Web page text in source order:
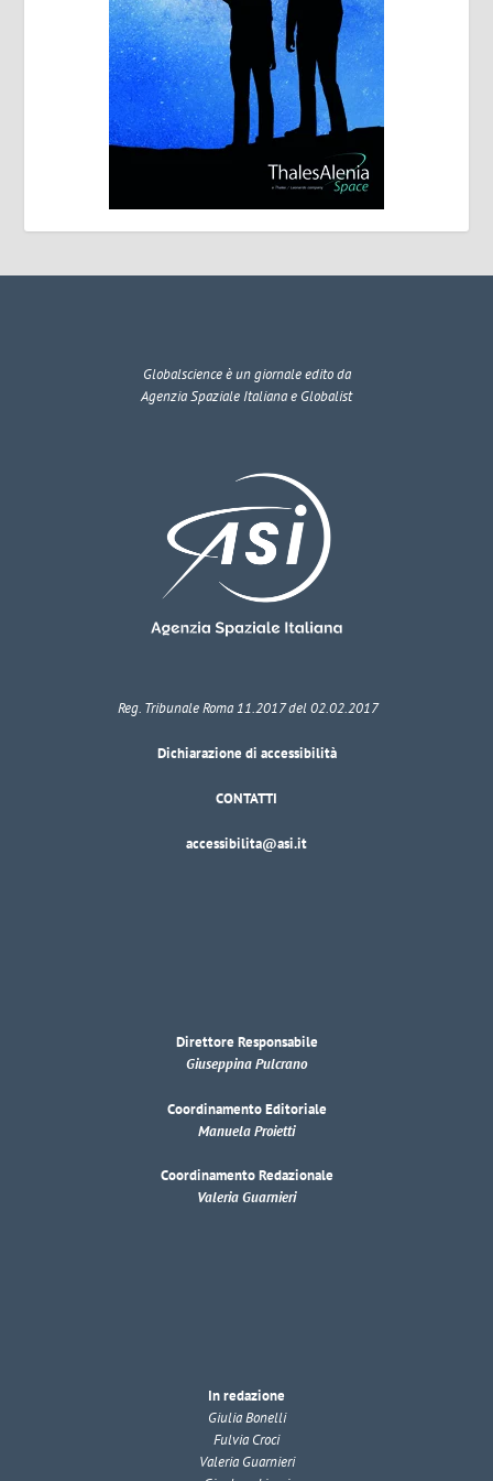
Globalscienceè un giornale edito da
Agenzia Spaziale Italiana e Globalist
Reg. Tribunale Roma 11.2017 del 02.02.2017
Dichiarazione di accessibilità
CONTATTI
accessibilita@asi.it
Direttore Responsabile
Giuseppina Pulcrano
Coordinamento Editoriale
Manuela Proietti
Coordinamento Redazionale
Valeria Guarnieri
In redazione
Giulia Bonelli
Fulvia Croci
Valeria Guarnieri